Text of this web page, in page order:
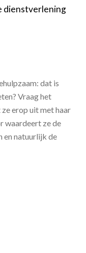
dienstverlening
dat is
Vraag het
erop uit met haar
waardeert ze de
en natuurlijk de